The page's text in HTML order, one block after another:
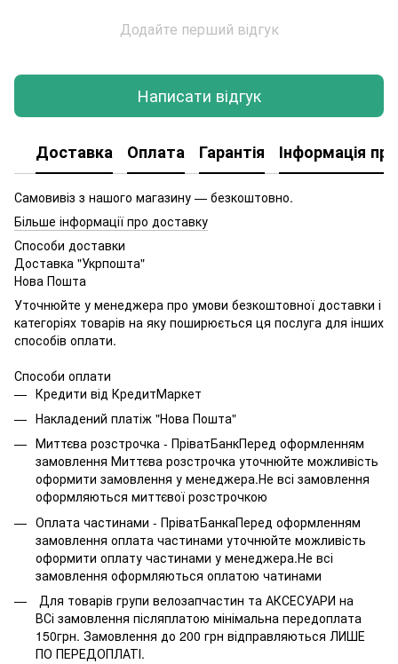
Додайте перший відгук
Написати відгук
Доставка Оплата Гарантія Інформація
Самовивіз з нашого магазину — безкоштовно.
Більше інформації про доставку
Способи доставки
Доставка "Укрпошта"
Нова Пошта
Уточнюйте у менеджера про умови безкоштовної доставки і
категоріях товарів на яку поширюється ця послуга для інших
способів оплати.
Способи оплати
Кредити від КредитМаркет
Накладений платіж "Нова Пошта"
Миттєва розстрочка - ПріватБанкПеред оформленням
замовлення Миттєва розстрочка уточнюйте можливість
оформити замовлення у менеджера.Не всі замовлення
оформляються миттєвої розстрочкою
Оплата частинами - ПріватБанкаПеред оформленням
замовлення оплата частинами уточнюйте можливість
оформити оплату частинами у менеджера.Не всі
замовлення оформляються оплатою чатинами
Для товарів групи велозапчастин та АКСЕСУАРИ на
ВСі замовлення післяплатою мінімальна передоплата
150грн. Замовлення до 200 грн відправляються ЛИШЕ
ПО ПЕРЕДОПЛАТІ.